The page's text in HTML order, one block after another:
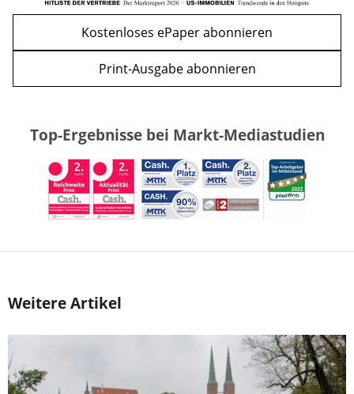
Kostenloses ePaper abonnieren
Print-Ausgabe abonnieren
Top-Ergebnisse bei Markt-Mediastudien
Weitere Artikel